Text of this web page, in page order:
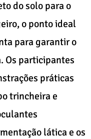
do solo para o
o ponto ideal
para garantir o
Os participantes
práticas
trincheira e
lática e os